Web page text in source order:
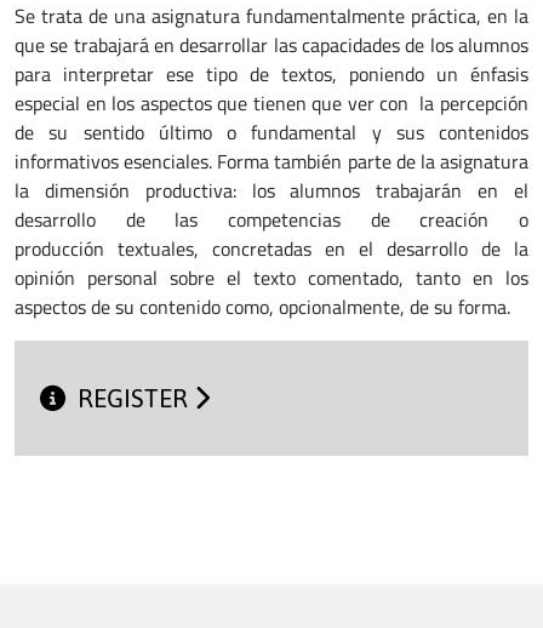
Se trata de una asignatura fundamentalmente práctica, en la
que se trabajará en desarrollar las capacidades de los alumnos
para interpretar ese tipo de textos, poniendo un énfasis
especial en los aspectos que tienen que ver con la percepción
de su sentido último o fundamental y sus contenidos
informativos esenciales. Forma también parte de la asignatura
la dimensión productiva: los alumnos trabajarán en el
desarrollo de las competencias de creación o
producción textuales, concretadas en el desarrollo de la
opinión personal sobre el texto comentado, tanto en los
aspectos de su contenido como, opcionalmente, de su forma.
REGISTER